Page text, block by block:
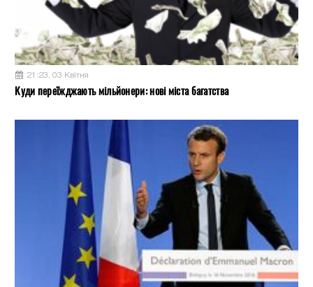
21:23, 03 Квітня
Куди переїжджають мільйонери: нові міста багатства